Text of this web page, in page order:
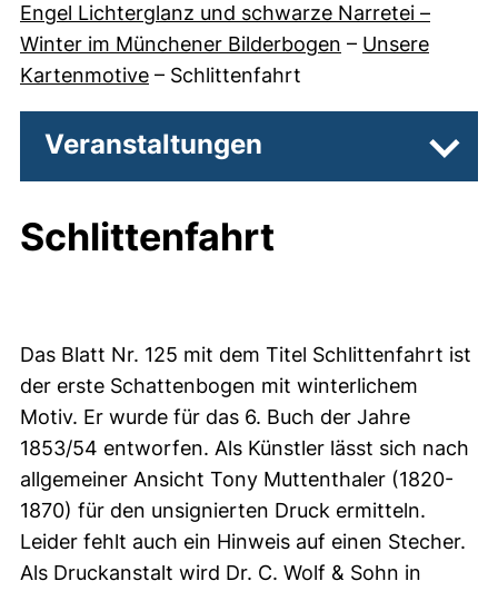
Engel Lichterglanz und schwarze Narretei –
Winter im Münchener Bilderbogen – Unsere
Kartenmotive – Schlittenfahrt
Veranstaltungen
Schlittenfahrt
Das Blatt Nr. 125 mit dem Titel Schlittenfahrt ist
der erste Schattenbogen mit winterlichem
Motiv. Er wurde für das 6. Buch der Jahre
1853/54 entworfen. Als Künstler lässt sich nach
allgemeiner Ansicht Tony Muttenthaler (1820-
1870) für den unsignierten Druck ermitteln.
Leider fehlt auch ein Hinweis auf einen Stecher.
Als Druckanstalt wird Dr. C. Wolf & Sohn in